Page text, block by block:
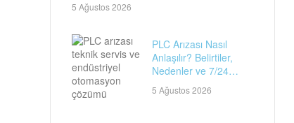
5 Ağustos 2026
PLC Arızası Nasıl
Anlaşılır? Belirtiler,
Nedenler ve 7/24
Teknik Servis Rehberi
5 Ağustos 2026